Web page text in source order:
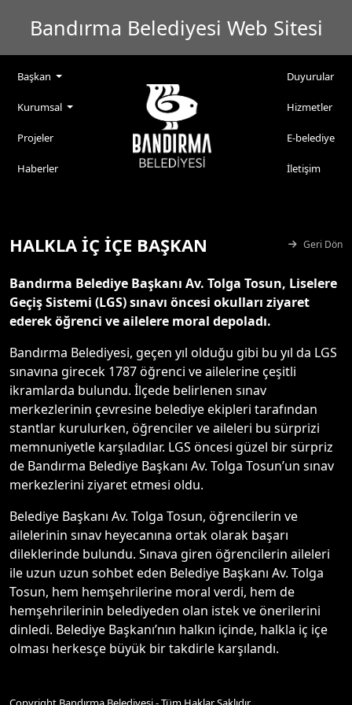
Bandırma Belediyesi Web Sitesi
Başkan
Kurumsal
Projeler
Haberler
Duyurular
Hizmetler
E-belediye
İletişim
HALKLA İÇ İÇE BAŞKAN Geri Dön
Bandırma Belediye Başkanı Av. Tolga Tosun, Liselere
Geçiş Sistemi (LGS) sınavı öncesi okulları ziyaret
ederek öğrenci ve ailelere moral depoladı.
Bandırma Belediyesi, geçen yıl olduğu gibi bu yıl da LGS
sınavına girecek 1787 öğrenci ve ailelerine çeşitli
ikramlarda bulundu. İlçede belirlenen sınav
merkezlerinin çevresine belediye ekipleri tarafından
stantlar kurulurken, öğrenciler ve aileleri bu sürprizi
memnuniyetle karşıladılar. LGS öncesi güzel bir sürpriz
de Bandırma Belediye Başkanı Av. Tolga Tosun’un sınav
merkezlerini ziyaret etmesi oldu.
Belediye Başkanı Av. Tolga Tosun, öğrencilerin ve
ailelerinin sınav heyecanına ortak olarak başarı
dileklerinde bulundu. Sınava giren öğrencilerin aileleri
ile uzun uzun sohbet eden Belediye Başkanı Av. Tolga
Tosun, hem hemşehrilerine moral verdi, hem de
hemşehrilerinin belediyeden olan istek ve önerilerini
dinledi. Belediye Başkanı’nın halkın içinde, halkla iç içe
olması herkesçe büyük bir takdirle karşılandı.